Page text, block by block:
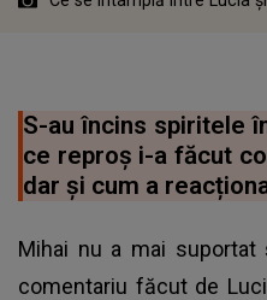
S-au încins spiritele
ce reproș i-a făcut
dar și cum a
Mihai nu a mai
comentariu făcut de